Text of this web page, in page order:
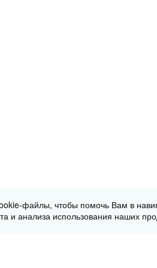
файлы, чтобы помочь Вам в
и анализа использования наших